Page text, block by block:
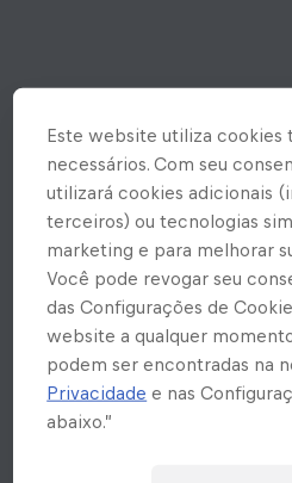
Este website utiliza cookies
necessários. Com seu
utilizará cookies adicionais
terceiros) ou tecnologias
marketing e para melhorar
Você pode revogar seu
das Configurações de
website a qualquer
podem ser encontradas na
Privacidade e nas
abaixo.”